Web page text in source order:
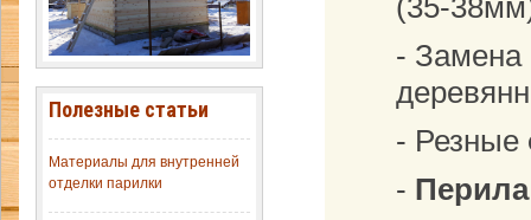
Полезные статьи
Материалы для внутренней
отделки парилки
(35-
- Замена
- Резные
- Перила